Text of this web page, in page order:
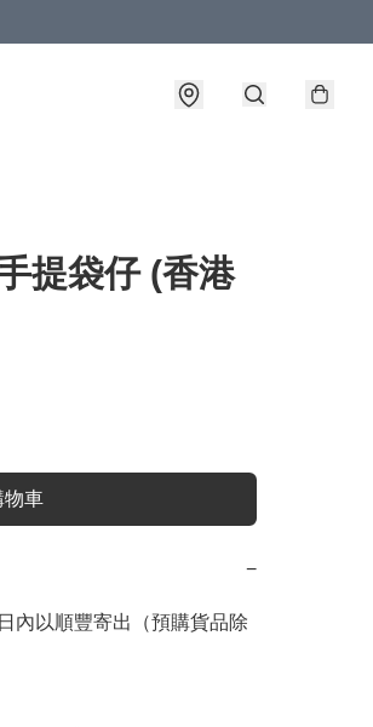
提袋仔 (香港
物車
−
內以順豐寄出（預購貨品除